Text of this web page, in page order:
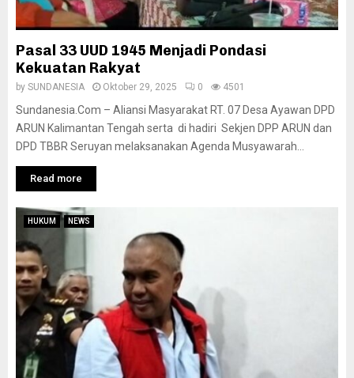
Pasal 33 UUD 1945 Menjadi Pondasi
Kekuatan Rakyat
by SUNDANESIA Oktober 29, 2025 0 4501
Sundanesia.Com – Aliansi Masyarakat RT. 07 Desa Ayawan DPD
ARUN Kalimantan Tengah serta di hadiri Sekjen DPP ARUN dan
DPD TBBR Seruyan melaksanakan Agenda Musyawarah...
Read more
HUKUM NEWS